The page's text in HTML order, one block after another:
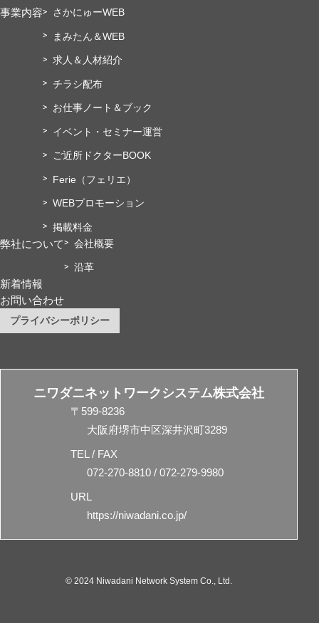
事業内容 さかにゅーWEB
まみたん＆WEB
求人＆人材紹介
チラシ配布
お仕事ノート＆ブック
イベント・セミナー運営
ご近所ドクターBOOK
Ferie（フェリエ）
WEBプロモーション
掲載料金
弊社について 会社概要
沿革
新着情報
お問い合わせ
プライバシーポリシー
ニワダニネットワークシステム株式会社
〒599-8236
大阪府堺市中区深井沢町3289
TEL / FAX
072-270-8810 / 072-279-9980
URL
https://niwadani.co.jp/
© 2024 Niwadani Network System Co., Ltd.